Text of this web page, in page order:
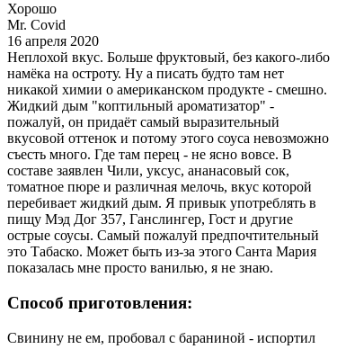
Хорошо
Mr. Covid
16 апреля 2020
Неплохой вкус. Больше фруктовый, без какого-либо
намёка на остроту. Ну а писать будто там нет
никакой химии о американском продукте - смешно.
Жидкий дым "коптильный ароматизатор" -
пожалуй, он придаёт самый выразительный
вкусовой оттенок и потому этого соуса невозможно
съесть много. Где там перец - не ясно вовсе. В
составе заявлен Чили, уксус, ананасовый сок,
томатное пюре и различная мелочь, вкус которой
перебивает жидкий дым. Я привык употреблять в
пищу Мэд Дог 357, Ганслингер, Гост и другие
острые соусы. Самый пожалуй предпочтительный
это Табаско. Может быть из-за этого Санта Мария
показалась мне просто ванилью, я не знаю.
Способ приготовления:
Свинину не ем, пробовал с бараниной - испортил